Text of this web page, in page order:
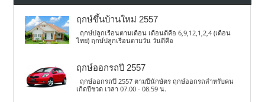
ฤกษ์ขึ้นบ้านใหม่ 2557
ฤกษ์ปลูกเรือนตามเดือน เดือนดีคือ 6,9,12,1,2,4 (เดือน
ไทย) ฤกษ์ปลูกเรือนตามวัน วันดีคือ
ฤกษ์ออกรถปี 2557
ฤกษ์ออกรถปี 2557 ตามปีนักษัตร ฤกษ์ออกรถสำหรับคน
เกิดปีชวด เวลา 07.00 - 08.59 น.